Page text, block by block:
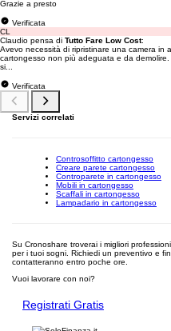
Grazie a presto
Verificata
CL
Claudio pensa di Tutto Fare Low Cost:
Avevo necessità di ripristinare una camera in
cartongesso non più adeguata e da
si...
Verificata
Servizi correlati
Controsoffitto cartongesso
Creare parete cartongesso
Controparete in cartongesso
Mobili in cartongesso
Scaffali in cartongesso
Lampadario in cartongesso
Su Cronoshare troverai i migliori
per i tuoi sogni. Richiedi un preventivo e
contatteranno entro poche ore.
Vuoi lavorare con noi?
Registrati Gratis